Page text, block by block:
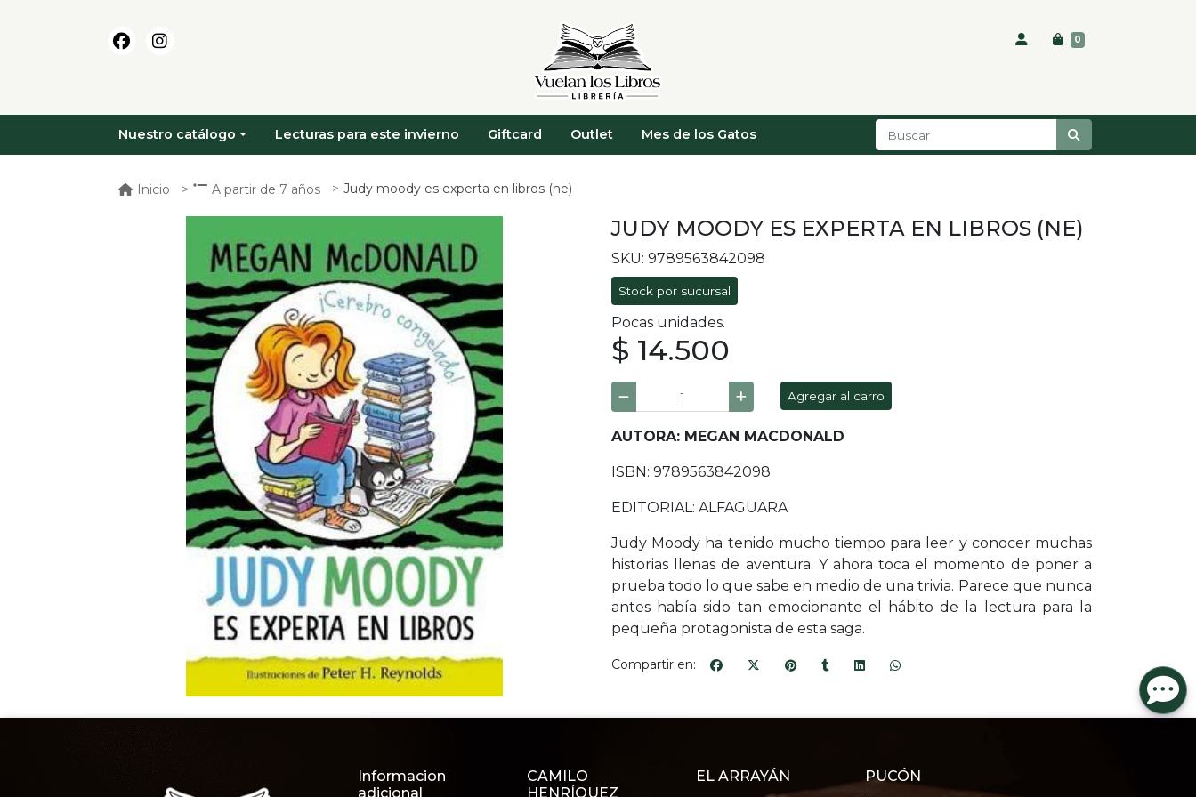
0
Nuestro catálogo Lecturas para este invierno Giftcard Outlet Mes de los Gatos
Inicio A partir de 7 años Judy moody es experta en libros (ne)
JUDY MOODY ES EXPERTA EN LIBROS (NE)
SKU: 9789563842098
Stock por sucursal
Pocas unidades.
$ 14.500
Agregar al carro
AUTORA: MEGAN MACDONALD
ISBN: 9789563842098
EDITORIAL: ALFAGUARA
Judy Moody ha tenido mucho tiempo para leer y conocer muchas
historias llenas de aventura. Y ahora toca el momento de poner a
prueba todo lo que sabe en medio de una trivia. Parece que nunca
antes había sido tan emocionante el hábito de la lectura para la
pequeña protagonista de esta saga.
Compartir en:
Informacion
adicional
CAMILO
HENRÍQUEZ
EL ARRAYÁN PUCÓN